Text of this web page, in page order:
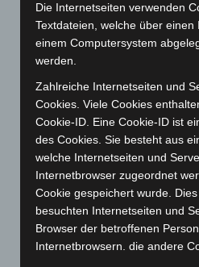
Dezember 2022(130)
November 2022
Oktober 2022
September 2022(205)
August 2022(166)
Juli 2022
(133)
Juni 2022(167)
Mai 2022(177)
April 2022
(198)
März 2022(221)
Februar 2022(189)
Die Internetseiten verwenden
Textdateien, welche über
einem Computersystem
werden.
Zahlreiche Internetseiten und
Cookies. Viele Cookies
Cookie-ID. Eine Cookie-ID ist
des Cookies. Sie besteht aus
welche Internetseiten und
Internetbrowser zugeordnet
Cookie gespeichert wurde.
besuchten Internetseiten und
Browser der betroffenen
Internetbrowsern, die andere